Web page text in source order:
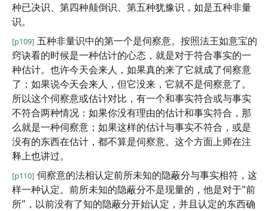
种已决识、第四种颠倒识、第五种犹豫识，如是五种非量
识。
[p109] 五种非量识中的第一个是伺察意。按照法王如意宝的
窍诀看的时候是一种估计的心态，就是对于符合事实的一
种估计。也许今天会来人，如果真的来了它就成了伺察意
了；如果说今天会来人，但它没来，它就不是伺察意了。
所以这个伺察意或估计对比，有一个和事实符合或与事实
不符合两种情况：如果你没有理由的估计和事实符合，那
么就是一种伺察意；如果这样的估计与事实不符合，或是
没有的东西在估计，都不算是伺察意。这个方面上师在注
释上也讲过。
[p110] 伺察意的法相认定前所未知的隐蔽分与事实相符，这
样一种认定。前所未知的隐蔽分不是现量的，他是对于"前
所"，以前没有了知的隐蔽分开始认定，并且认定的东西确